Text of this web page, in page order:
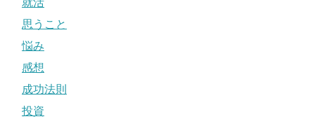
就活
思うこと
悩み
感想
成功法則
投資